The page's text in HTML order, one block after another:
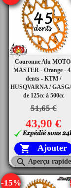
Couronne Alu
MASTER - Orange -
dents - KTM /
HUSQVARNA /
de 125cc à 500cc
51,65 €
43,90 €
 Ajouter
 Aperçu rapide
-15%